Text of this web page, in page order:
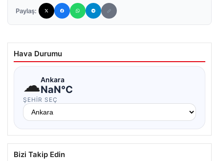
Paylaş:
Hava Durumu
☁Ankara
NaN°C
ŞEHIR SEÇ
Bizi Takip Edin